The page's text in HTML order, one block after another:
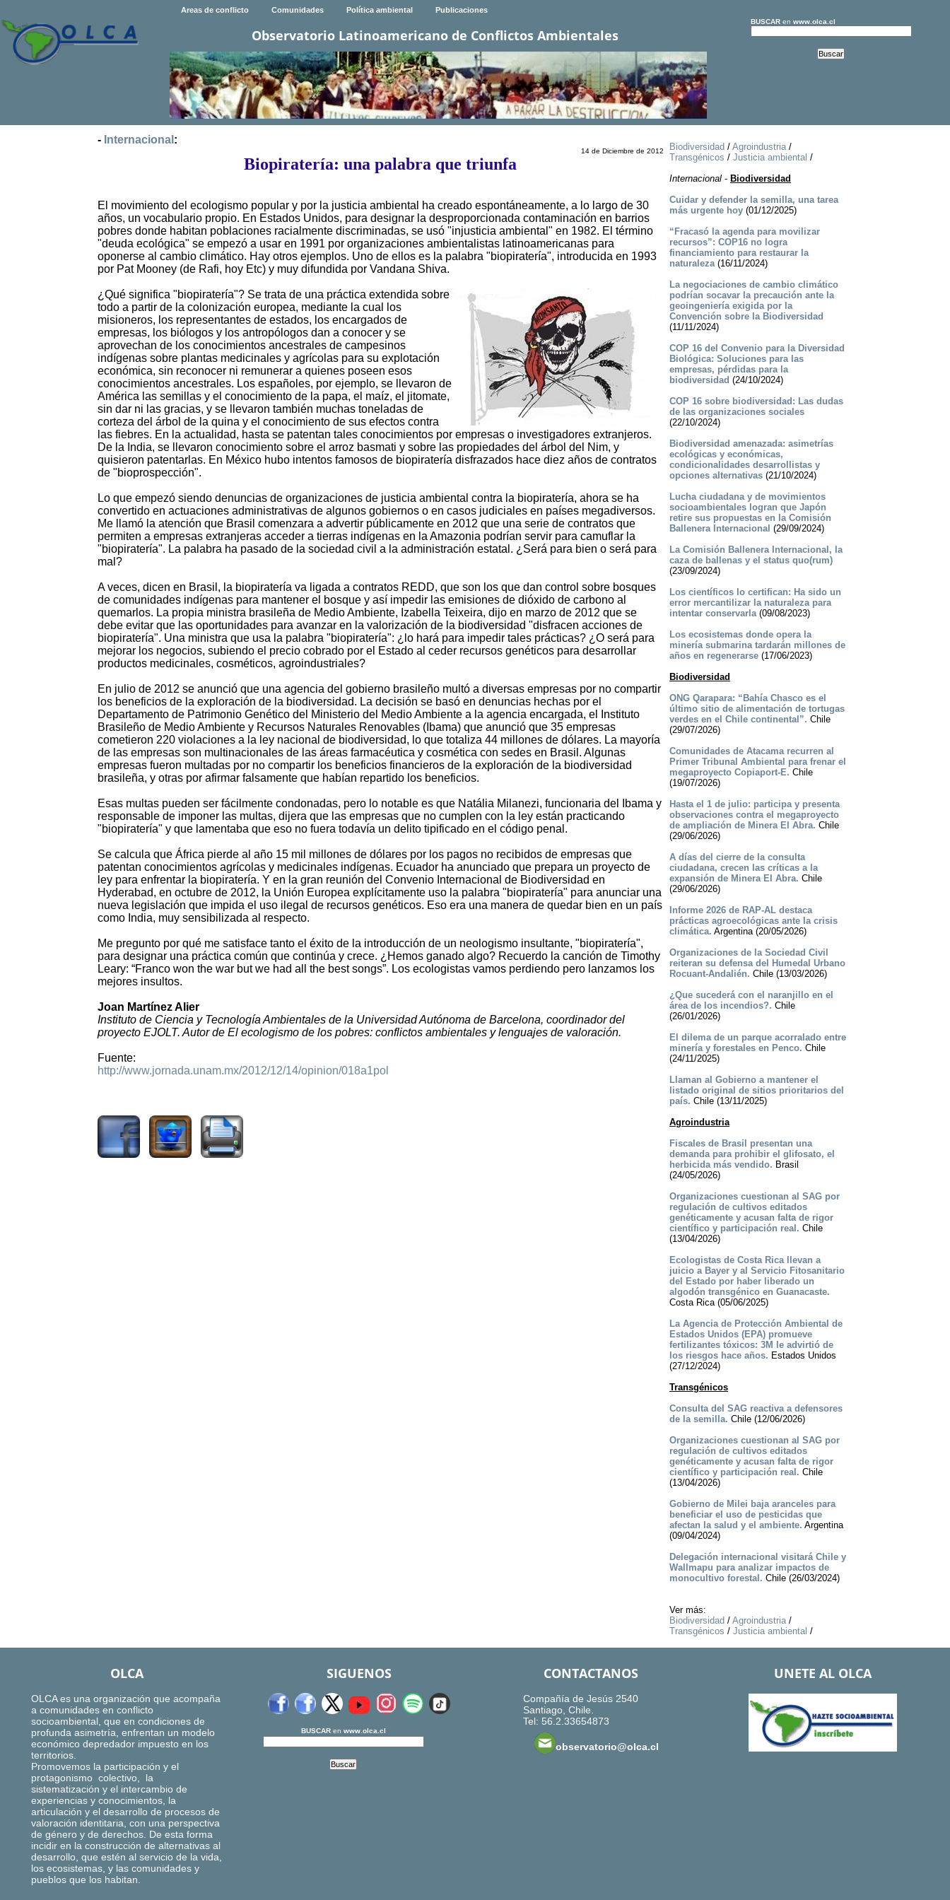
Areas de conflicto Comunidades Política ambiental Publicaciones
Observatorio Latinoamericano de Conflictos Ambientales
BUSCARen www.olca.cl
- Internacional :
14 de Diciembre de 2012
Biopiratería: una palabra que triunfa
El movimiento del ecologismo popular y por la justicia ambiental ha creado espontáneamente, a lo largo de 30
años, un vocabulario propio. En Estados Unidos, para designar la desproporcionada contaminación en barrios
pobres donde habitan poblaciones racialmente discriminadas, se usó "injusticia ambiental" en 1982. El término
"deuda ecológica" se empezó a usar en 1991 por organizaciones ambientalistas latinoamericanas para
oponerse al cambio climático. Hay otros ejemplos. Uno de ellos es la palabra "biopiratería", introducida en 1993
por Pat Mooney (de Rafi, hoy Etc) y muy difundida por Vandana Shiva.
¿Qué significa "biopiratería"? Se trata de una práctica extendida sobre
todo a partir de la colonización europea, mediante la cual los
misioneros, los representantes de estados, los encargados de
empresas, los biólogos y los antropólogos dan a conocer y se
aprovechan de los conocimientos ancestrales de campesinos
indígenas sobre plantas medicinales y agrícolas para su explotación
económica, sin reconocer ni remunerar a quienes poseen esos
conocimientos ancestrales. Los españoles, por ejemplo, se llevaron de
América las semillas y el conocimiento de la papa, el maíz, el jitomate,
sin dar ni las gracias, y se llevaron también muchas toneladas de
corteza del árbol de la quina y el conocimiento de sus efectos contra
las fiebres. En la actualidad, hasta se patentan tales conocimientos por empresas o investigadores extranjeros.
De la India, se llevaron conocimiento sobre el arroz basmati y sobre las propiedades del árbol del Nim, y
quisieron patentarlas. En México hubo intentos famosos de biopiratería disfrazados hace diez años de contratos
de "bioprospección".
Lo que empezó siendo denuncias de organizaciones de justicia ambiental contra la biopiratería, ahora se ha
convertido en actuaciones administrativas de algunos gobiernos o en casos judiciales en países megadiversos.
Me llamó la atención que Brasil comenzara a advertir públicamente en 2012 que una serie de contratos que
permiten a empresas extranjeras acceder a tierras indígenas en la Amazonia podrían servir para camuflar la
"biopiratería". La palabra ha pasado de la sociedad civil a la administración estatal. ¿Será para bien o será para
mal?
A veces, dicen en Brasil, la biopiratería va ligada a contratos REDD, que son los que dan control sobre bosques
de comunidades indígenas para mantener el bosque y así impedir las emisiones de dióxido de carbono al
quemarlos. La propia ministra brasileña de Medio Ambiente, Izabella Teixeira, dijo en marzo de 2012 que se
debe evitar que las oportunidades para avanzar en la valorización de la biodiversidad "disfracen acciones de
biopiratería". Una ministra que usa la palabra "biopiratería": ¿lo hará para impedir tales prácticas? ¿O será para
mejorar los negocios, subiendo el precio cobrado por el Estado al ceder recursos genéticos para desarrollar
productos medicinales, cosméticos, agroindustriales?
En julio de 2012 se anunció que una agencia del gobierno brasileño multó a diversas empresas por no compartir
los beneficios de la exploración de la biodiversidad. La decisión se basó en denuncias hechas por el
Departamento de Patrimonio Genético del Ministerio del Medio Ambiente a la agencia encargada, el Instituto
Brasileño de Medio Ambiente y Recursos Naturales Renovables (Ibama) que anunció que 35 empresas
cometieron 220 violaciones a la ley nacional de biodiversidad, lo que totaliza 44 millones de dólares. La mayoría
de las empresas son multinacionales de las áreas farmacéutica y cosmética con sedes en Brasil. Algunas
empresas fueron multadas por no compartir los beneficios financieros de la exploración de la biodiversidad
brasileña, y otras por afirmar falsamente que habían repartido los beneficios.
Esas multas pueden ser fácilmente condonadas, pero lo notable es que Natália Milanezi, funcionaria del Ibama y
responsable de imponer las multas, dijera que las empresas que no cumplen con la ley están practicando
"biopiratería" y que lamentaba que eso no fuera todavía un delito tipificado en el código penal.
Se calcula que África pierde al año 15 mil millones de dólares por los pagos no recibidos de empresas que
patentan conocimientos agrícolas y medicinales indígenas. Ecuador ha anunciado que prepara un proyecto de
ley para enfrentar la biopiratería. Y en la gran reunión del Convenio Internacional de Biodiversidad en
Hyderabad, en octubre de 2012, la Unión Europea explícitamente uso la palabra "biopiratería" para anunciar una
nueva legislación que impida el uso ilegal de recursos genéticos. Eso era una manera de quedar bien en un país
como India, muy sensibilizada al respecto.
Me pregunto por qué me satisface tanto el éxito de la introducción de un neologismo insultante, "biopiratería",
para designar una práctica común que continúa y crece. ¿Hemos ganado algo? Recuerdo la canción de Timothy
Leary: “Franco won the war but we had all the best songs”. Los ecologistas vamos perdiendo pero lanzamos los
mejores insultos.
Joan Martínez Alier
Instituto de Ciencia y Tecnología Ambientales de la Universidad Autónoma de Barcelona, coordinador del
proyecto EJOLT. Autor de El ecologismo de los pobres: conflictos ambientales y lenguajes de valoración.
Fuente:
http://www.jornada.unam.mx/2012/12/14/opinion/018a1pol
Biodiversidad / Agroindustria/
Transgénicos / Justicia ambiental /
Internacional- Biodiversidad
Cuidar y defender la semilla, una tarea
más urgente hoy(01/12/2025)
“Fracasó la agenda para movilizar
recursos”: COP16 no logra
financiamiento para restaurar la
naturaleza(16/11/2024)
La negociaciones de cambio climático
podrían socavar la precaución ante la
geoingeniería exigida por la
Convención sobre la Biodiversidad
(11/11/2024)
COP 16 del Convenio para la Diversidad
Biológica: Soluciones para las
empresas, pérdidas para la
biodiversidad (24/10/2024)
COP 16 sobre biodiversidad: Las dudas
de las organizaciones sociales
(22/10/2024)
Biodiversidad amenazada: asimetrías
ecológicas y económicas,
condicionalidades desarrollistas y
opciones alternativas(21/10/2024)
Lucha ciudadana y de movimientos
socioambientales logran que Japón
retire sus propuestas en la Comisión
Ballenera Internacional (29/09/2024)
La Comisión Ballenera Internacional, la
caza de ballenas y el status quo(rum)
(23/09/2024)
Los científicos lo certifican: Ha sido un
error mercantilizar la naturaleza para
intentar conservarla(09/08/2023)
Los ecosistemas donde opera la
minería submarina tardarán millones de
años en regenerarse(17/06/2023)
Biodiversidad
ONG Qarapara: “Bahía Chasco es el
último sitio de alimentación de tortugas
verdes en el Chile continental”. Chile
(29/07/2026)
Comunidades de Atacama recurren al
Primer Tribunal Ambiental para frenar el
megaproyecto Copiaport-E. Chile
(19/07/2026)
Hasta el 1 de julio: participa y presenta
observaciones contra el megaproyecto
de ampliación de Minera El Abra. Chile
(29/06/2026)
A días del cierre de la consulta
ciudadana, crecen las críticas a la
expansión de Minera El Abra. Chile
(29/06/2026)
Informe 2026 de RAP-AL destaca
prácticas agroecológicas ante la crisis
climática. Argentina (20/05/2026)
Organizaciones de la Sociedad Civil
reiteran su defensa del Humedal Urbano
Rocuant-Andalién. Chile (13/03/2026)
¿Que sucederá con el naranjillo en el
área de los incendios?. Chile
(26/01/2026)
El dilema de un parque acorralado entre
minería y forestales en Penco. Chile
(24/11/2025)
Llaman al Gobierno a mantener el
listado original de sitios prioritarios del
país. Chile (13/11/2025)
Agroindustria
Fiscales de Brasil presentan una
demanda para prohibir el glifosato, el
herbicida más vendido. Brasil
(24/05/2026)
Organizaciones cuestionan al SAG por
regulación de cultivos editados
genéticamente y acusan falta de rigor
científico y participación real. Chile
(13/04/2026)
Ecologistas de Costa Rica llevan a
juicio a Bayer y al Servicio Fitosanitario
del Estado por haber liberado un
algodón transgénico en Guanacaste.
Costa Rica (05/06/2025)
La Agencia de Protección Ambiental de
Estados Unidos (EPA) promueve
fertilizantes tóxicos: 3M le advirtió de
los riesgos hace años. Estados Unidos
(27/12/2024)
Transgénicos
Consulta del SAG reactiva a defensores
de la semilla. Chile (12/06/2026)
Organizaciones cuestionan al SAG por
regulación de cultivos editados
genéticamente y acusan falta de rigor
científico y participación real. Chile
(13/04/2026)
Gobierno de Milei baja aranceles para
beneficiar el uso de pesticidas que
afectan la salud y el ambiente. Argentina
(09/04/2024)
Delegación internacional visitará Chile y
Wallmapu para analizar impactos de
monocultivo forestal. Chile (26/03/2024)
Ver más:
Biodiversidad / Agroindustria/
Transgénicos / Justicia ambiental /
OLCA
OLCA es una organización que acompaña
a comunidades en conflicto
socioambiental, que en condiciones de
profunda asimetría, enfrentan un modelo
económico depredador impuesto en los
territorios.
Promovemos la participación y el
protagonismo colectivo, la
sistematización y el intercambio de
experiencias y conocimientos, la
articulación y el desarrollo de procesos de
valoración identitaria, con una perspectiva
de género y de derechos. De esta forma
incidir en la construcción de alternativas al
desarrollo, que estén al servicio de la vida,
los ecosistemas, y las comunidades y
pueblos que los habitan.
SIGUENOS
BUSCARen www.olca.cl
CONTACTANOS
Compañía de Jesús 2540
Santiago, Chile.
Tel: 56.2.33654873
observatorio@olca.cl
UNETE AL OLCA